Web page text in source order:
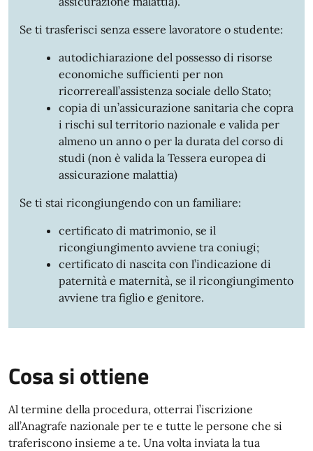
Se ti trasferisci senza essere lavoratore o studente:
autodichiarazione del possesso di risorse
economiche sufficienti per non
ricorrereall’assistenza sociale dello Stato;
copia di un’assicurazione sanitaria che copra
i rischi sul territorio nazionale e valida per
almeno un anno o per la durata del corso di
studi (non è valida la Tessera europea di
assicurazione malattia)
Se ti stai ricongiungendo con un familiare:
certificato di matrimonio, se il
ricongiungimento avviene tra coniugi;
certificato di nascita con l’indicazione di
paternità e maternità, se il ricongiungimento
avviene tra figlio e genitore.
Cosa si ottiene
Al termine della procedura, otterrai l’iscrizione
all’Anagrafe nazionale per te e tutte le persone che si
traferiscono insieme a te. Una volta inviata la tua